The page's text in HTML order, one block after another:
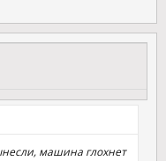
машина глохнет